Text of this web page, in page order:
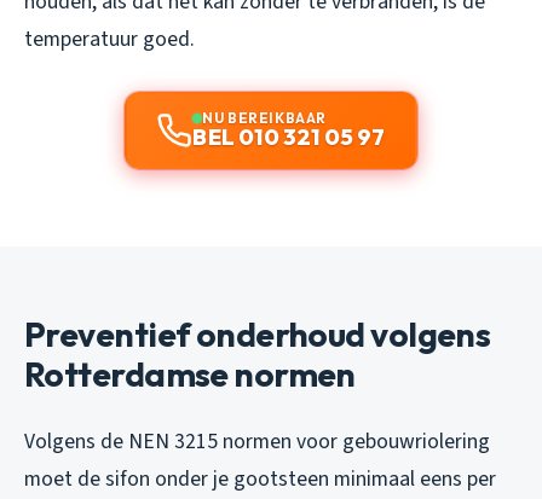
temperatuur goed.
NU BEREIKBAAR
BEL 010 321 05 97
Preventief onderhoud volgens
Rotterdamse normen
Volgens de NEN 3215 normen voor gebouwriolering
moet de sifon onder je gootsteen minimaal eens per